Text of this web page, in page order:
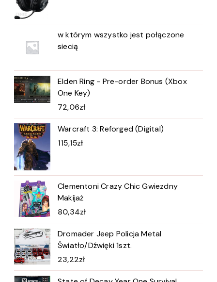
w którym wszystko jest połączone
siecią
Elden Ring - Pre-order Bonus (Xbox
One Key)
72,06zł
Warcraft 3: Reforged (Digital)
115,15zł
Clementoni Crazy Chic Gwiezdny
Makijaż
80,34zł
Dromader Jeep Policja Metal
Światło/Dźwięki 1szt.
23,22zł